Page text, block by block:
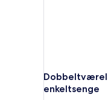
enkeltsenge